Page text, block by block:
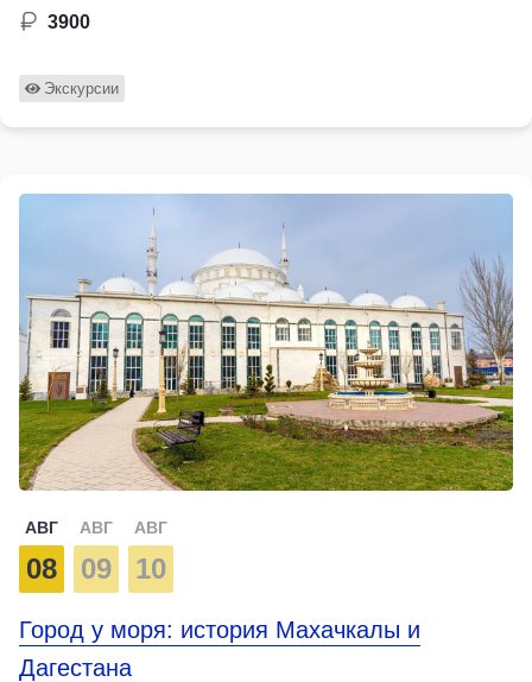
глубокого во …
3900
Экскурсии
АВГ
08
АВГ
09
АВГ
10
Город у моря: история Махачкалы и
Дагестана